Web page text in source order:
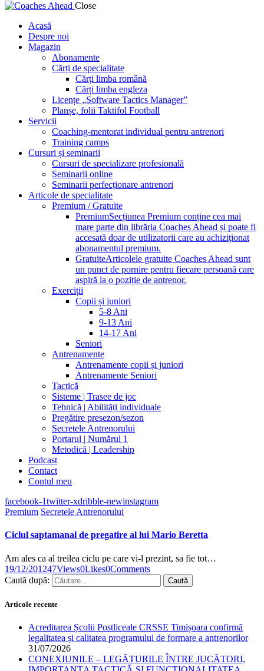
Close
Acasă
Despre noi
Magazin
Abonamente
Cărți de specialitate
Cărți limba română
Cărți limba engleza
Licențe „Software Tactics Manager”
Planșe, folii Taktifol Football
Servicii
Coaching-mentorat individual pentru antrenori
Training camps
Cursuri și seminarii
Cursuri de specializare profesională
Seminarii online
Seminarii perfecționare antrenori
Articole de specialitate
Premium / Gratuite
PremiumSecțiunea Premium conține cea mai
mare parte din librăria Coaches Ahead și poate fi
accesată doar de utilizatorii care au achiziționat
abonamentul premium.
GratuiteArticolele gratuite Coaches Ahead sunt
un punct de pornire pentru fiecare persoană care
aspiră la o poziție de antrenor.
Exerciții
Copii și juniori
5-8 Ani
9-13 Ani
14-17 Ani
Seniori
Antrenamente
Antrenamente copii și juniori
Antrenamente Seniori
Tactică
Sisteme | Trasee de joc
Tehnică | Abilități individuale
Pregătire presezon/sezon
Secretele Antrenorului
Portarul | Numărul 1
Metodică | Leadership
Podcast
Contact
Contul meu
facebook-1twitter-xdribble-newinstagram
Premium Secretele Antrenorului
Ciclul saptamanal de pregatire al lui Mario Beretta
Am ales ca al treilea ciclu pe care vi-l prezint, sa fie tot…
19/12/201247Views0Likes0Comments
Caută după:
Articole recente
Acreditarea Școlii Postliceale CRSSE Timișoara confirmă
legalitatea și calitatea programului de formare a antrenorilor
31/07/2026
CONEXIUNILE – LEGĂTURILE ÎNTRE JUCĂTORI,